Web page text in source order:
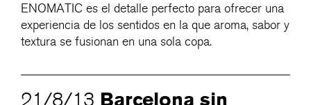
ENOMATIC es el detalle perfecto para ofrecer una
experiencia de los sentidos en la que aroma, sabor y
textura se fusionan en una sola copa.
Barcelona sin